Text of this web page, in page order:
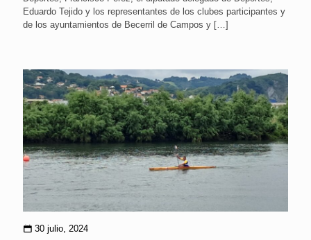
Eduardo Tejido y los representantes de los clubes participantes y
de los ayuntamientos de Becerril de Campos y […]
30 julio, 2024